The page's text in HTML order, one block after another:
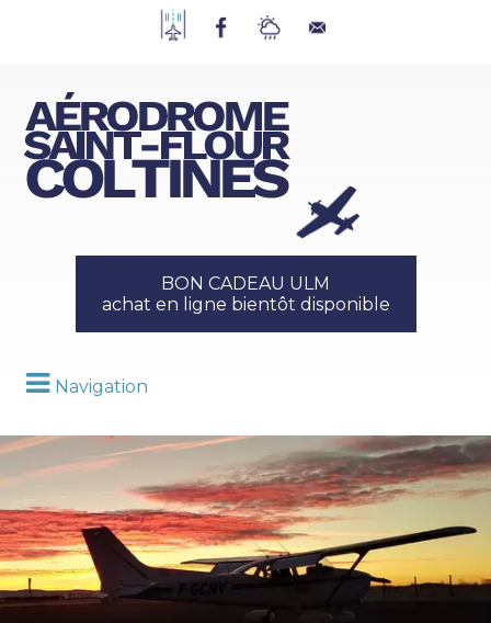
BON CADEAU ULM
achat en ligne bientôt disponible
Navigation